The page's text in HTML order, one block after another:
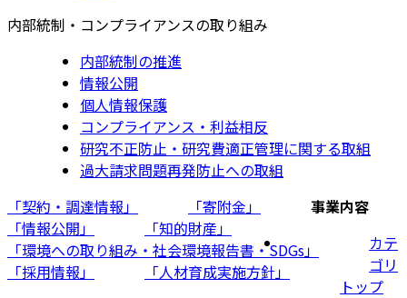
内部統制・コンプライアンスの取り組み
内部統制の推進
情報公開
個人情報保護
コンプライアンス・利益相反
研究不正防止・研究費適正管理に関する取組
過大請求問題再発防止への取組
「契約・調達情報」
「寄附金」
「情報公開」
「知的財産」
「環境への取り組み・社会環境報告書・SDGs」
「採用情報」
「人材育成実施方針」
事業内容
カテ
ゴリ
トップ